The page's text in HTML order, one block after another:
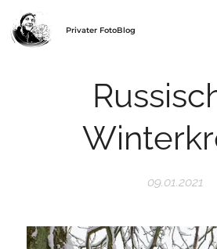
Privater FotoBlog
09.01.2021